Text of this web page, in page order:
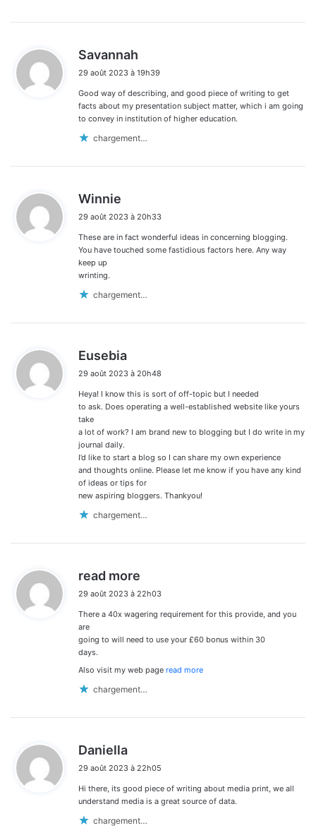
Savannah
t
:
29 août 2023 à 19h39
Good way of describing, and good piece of writing to get
facts about my presentation subject matter, which i am going
to convey in institution of higher education.
chargement…
Winnie
t
:
29 août 2023 à 20h33
These are in fact wonderful ideas in concerning blogging.
You have touched some fastidious factors here. Any way
keep up
wrinting.
chargement…
Eusebia
t
:
29 août 2023 à 20h48
Heya! I know this is sort of off-topic but I needed
to ask. Does operating a well-established website like yours
take
a lot of work? I am brand new to blogging but I do write in my
journal daily.
I’d like to start a blog so I can share my own experience
and thoughts online. Please let me know if you have any kind
of ideas or tips for
new aspiring bloggers. Thankyou!
chargement…
read more
t
29 août 2023 à 22h03
There a 40x wagering requirement for this provide, and you
are
going to will need to use your £60 bonus within 30
days.
Also visit my web page read more
chargement…
Daniella
t
:
29 août 2023 à 22h05
Hi there, its good piece of writing about media print, we all
understand media is a great source of data.
chargement…